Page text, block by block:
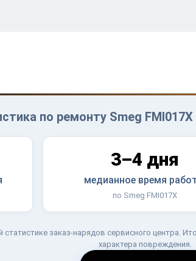
по ремонту Smeg
3–4 дня
медианное время
по Smeg FMI017X
заказ-нарядов сервисного центра.
характера повреждения.